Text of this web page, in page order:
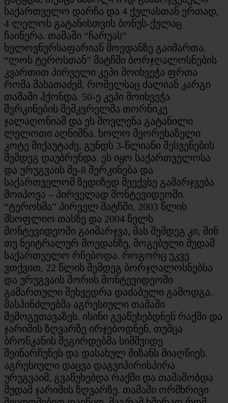
საქართველო დარჩა და 4 ქულასთან ერთად,
4 ლელოს გატანისთვის ბონუს-ქულაც
ჩაიწერა. თამაში “ჩარუას”
ხელოვნურსაფარიან მოედანზე გაიმართა.
“ლოს ტეროსთან” მატჩში ბორჯღალოსნების
კვართით პირველი კეპი მოიხვეჭა ფრთა
რომა მახათაძემ, რომელსაც ძალიან კარგი
თამაში ჰქონდა. 50-ე კეპი მოიხვეჭა
შერკინების შემკვრელმა თორნიკე
ჯალაღონიამ და ეს მოვლენა გატანილი
ლელოთი აღნიშნა. ხოლო მეორეხაზელი
კოტე მიქაუტაძე, გუნდს 3-წლიანი შესვენების
შემდეგ დაუბრუნდა. ეს იყო საქართველოსა
და ურუგვაის მე-8 შერკინება და
საქართველომ ზედიზედ მეექვსე გამარჯვება
მოიპოვა – პირველად მონტევიდეოში.
“ტეროსმა” პირველ მატჩში, 2003 წლის
მსოფლიო თასზე და 2004 წელს
მონტევიდეოში გაიმარჯვა, მას შემდეგ კი, შინ
თუ ნეიტრალურ მოედანზე, მოგებული მუდამ
საქართველო რჩებოდა. როგორც უკვე
ვთქვით, 22 წლის შემდეგ ბორჯღალოსნებსა
და ურუგვაის შორის მონტევიდეოში
გამართული შეხვედრა დაძაბული გამოდგა.
მასპინძლებმა აგრესიული თამაში
შემოგვთავაზეს. ისინი გვაწუხებდნენ რაქში და
ჯარიმის ზღვარზე ირჯებოდნენ, თუმცა
ბრონკანის შეგირდებმა სიმშვიდე
შეინარჩუნეს და დასახულ მიზანს მიაღწიეს.
აგრესიული დაცვა დაგვიპირისპირა
ურუგვაიმ, გვაწუხებდა რაქში და თამაშობდა
მუდამ ჯარიმის ზღვარზე. თამაში ორმხრივი